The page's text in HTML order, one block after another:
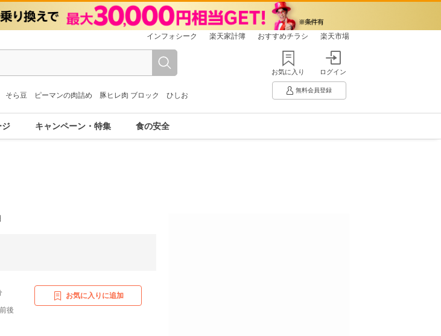
インフォシーク 楽天家計簿 おすすめチラシ 楽天市場
そら豆 ピーマンの肉詰め 豚ヒレ肉 ブロック ひしお
お気に入り ログイン
無料会員登録
ジ キャンペーン・特集 食の安全
後
お気に入りに追加